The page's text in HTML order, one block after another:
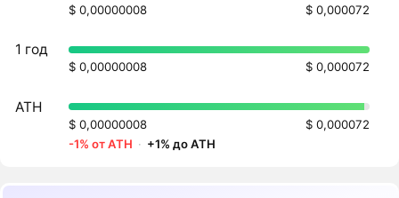
$ 0,00000008 $ 0,000072
1 год
$ 0,00000008 $ 0,000072
ATH
$ 0,00000008
$ 0,000072
-1% от ATH · +1% до ATH